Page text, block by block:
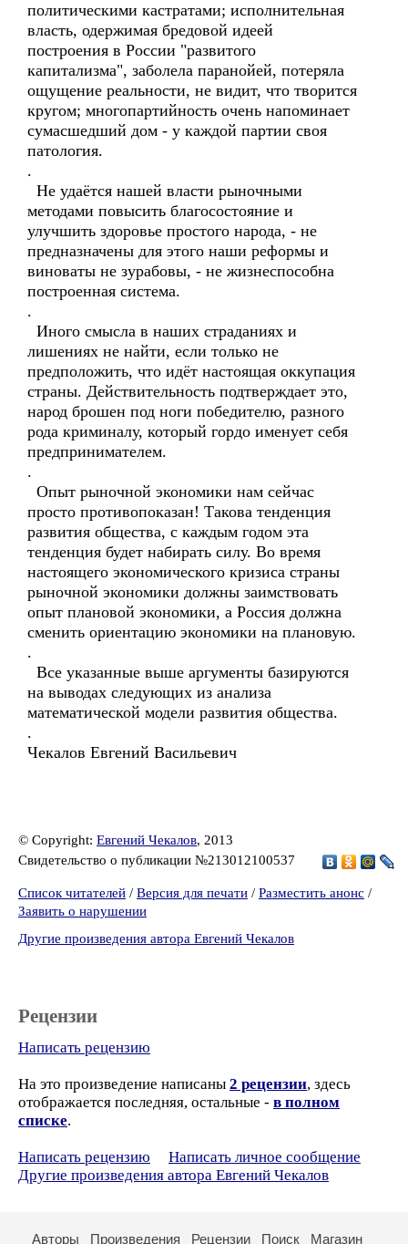
политическими кастратами; исполнительная
власть, одержимая бредовой идеей
построения в России "развитого
капитализма", заболела паранойей, потеряла
ощущение реальности, не видит, что творится
кругом; многопартийность очень напоминает
сумасшедший дом - у каждой партии своя
патология.
.
Не удаётся нашей власти рыночными
методами повысить благосостояние и
улучшить здоровье простого народа, - не
предназначены для этого наши реформы и
виноваты не зурабовы, - не жизнеспособна
построенная система.
.
Иного смысла в наших страданиях и
лишениях не найти, если только не
предположить, что идёт настоящая оккупация
страны. Действительность подтверждает это,
народ брошен под ноги победителю, разного
рода криминалу, который гордо именует себя
предпринимателем.
.
Опыт рыночной экономики нам сейчас
просто противопоказан! Такова тенденция
развития общества, с каждым годом эта
тенденция будет набирать силу. Во время
настоящего экономического кризиса страны
рыночной экономики должны заимствовать
опыт плановой экономики, а Россия должна
сменить ориентацию экономики на плановую.
.
Все указанные выше аргументы базируются
на выводах следующих из анализа
математической модели развития общества.
.
Чекалов Евгений Васильевич
© Copyright: Евгений Чекалов, 2013
Свидетельство о публикации №213012100537
Список читателей / Версия для печати / Разместить анонс /
Заявить о нарушении
Другие произведения автора Евгений Чекалов
Рецензии
Написать рецензию
На это произведение написаны 2 рецензии, здесь
отображается последняя, остальные - в полном
списке.
Написать рецензию
Написать личное сообщение
Другие произведения автора Евгений Чекалов
Авторы Произведения Рецензии Поиск Магазин